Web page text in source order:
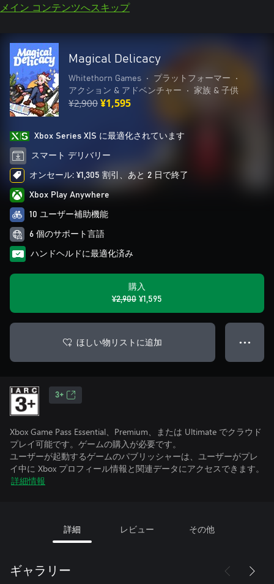
メイン コンテンツへスキップ
Magical Delicacy
Whitethorn Games • プラットフォーマー
•
アクション & アドベンチャー
• 家族 & 子供
¥2,900¥1,595
Xbox Series X|S に最適化されています
スマート デリバリー
オンセール: ¥1,305 割引、あと 2 日で終了
Xbox Play Anywhere
10 ユーザー補助機能
6 個のサポート言語
ハンドヘルドに最適化済み
購入
¥2,900 ¥1,595
ほしい物リストに追加 ● ● ●
3+
Xbox Game Pass Essential、Premium、または Ultimate でクラウド
プレイ可能です。ゲームの購入が必要です。
ユーザーが起動するゲームのパブリッシャーは、ユーザーがプレ
イ中に Xbox プロフィール情報と関連データにアクセスできます。
詳細情報
詳細 レビュー その他
ギャラリー